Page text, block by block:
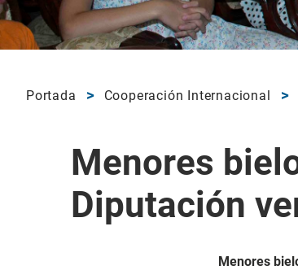
Portada Cooperación Internacional
Menores
Diputación
Menores